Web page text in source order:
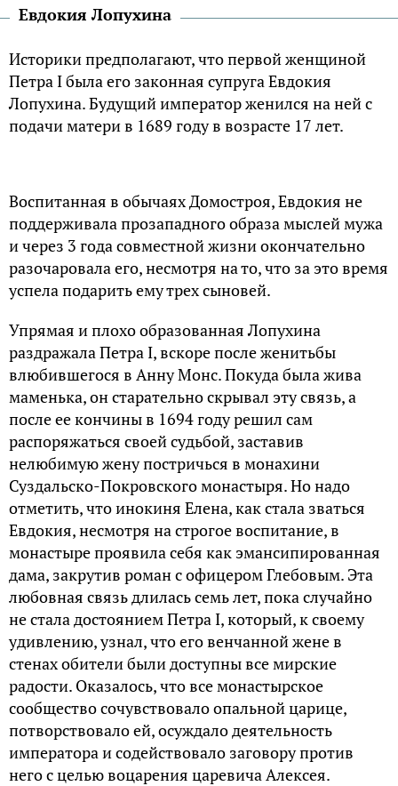
Евдокия Лопухина
Историки предполагают, что первой женщиной
Петра I была его законная супруга Евдокия
Лопухина. Будущий император женился на ней с
подачи матери в 1689 году в возрасте 17 лет.
Воспитанная в обычаях Домостроя, Евдокия не
поддерживала прозападного образа мыслей мужа
и через 3 года совместной жизни окончательно
разочаровала его, несмотря на то, что за это время
успела подарить ему трех сыновей.
Упрямая и плохо образованная Лопухина
раздражала Петра I, вскоре после женитьбы
влюбившегося в Анну Монс. Покуда была жива
маменька, он старательно скрывал эту связь, а
после ее кончины в 1694 году решил сам
распоряжаться своей судьбой, заставив
нелюбимую жену постричься в монахини
Суздальско-Покровского монастыря. Но надо
отметить, что инокиня Елена, как стала зваться
Евдокия, несмотря на строгое воспитание, в
монастыре проявила себя как эмансипированная
дама, закрутив роман с офицером Глебовым. Эта
любовная связь длилась семь лет, пока случайно
не стала достоянием Петра I, который, к своему
удивлению, узнал, что его венчанной жене в
стенах обители были доступны все мирские
радости. Оказалось, что все монастырское
сообщество сочувствовало опальной царице,
потворствовало ей, осуждало деятельность
императора и содействовало заговору против
него с целью воцарения царевича Алексея.